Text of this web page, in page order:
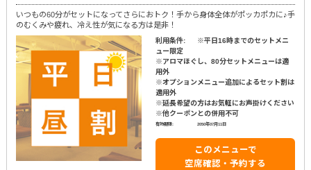
いつもの60分がセットになってさらにおトク！手から身体全体がポッカポカに♪手
のむくみや疲れ、冷え性が気になる方は是非！
利用条件:
※平日16時までのセットメニ
ュー限定
※アロマほぐし、80分セットメニューは適
用外
※オプションメニュー追加によるセット割は
適用外
※延長希望の方はお気軽にお声掛けください
※他クーポンとの併用不可
有効期限: 2050年07月11日
このメニューで
空席確認・予約する